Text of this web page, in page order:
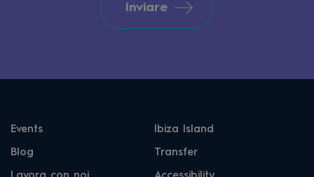
Inviare
Events Ibiza Island
Blog Transfer